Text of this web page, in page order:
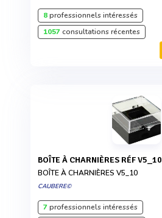
8professionnels intéressés
1057consultations récentes
BOÎTE À CHARNIÈRES RÉF V5_10
BOÎTE À CHARNIÈRES V5_10
CAUBERE©
7professionnels intéressés